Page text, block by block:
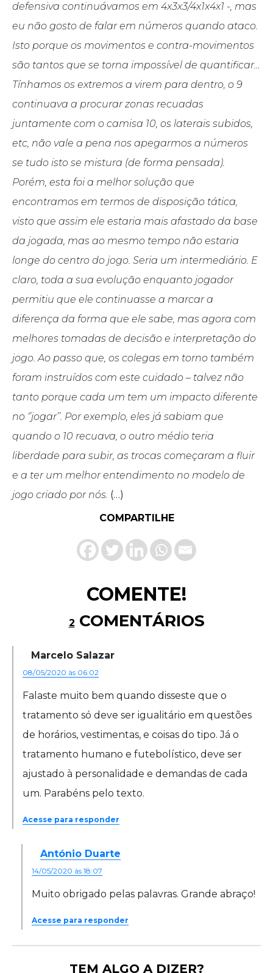
defensiva continuávamos em 4x3x3/4x1x4x1 -, mas
eu não gosto de falar em números quando ataco.
Isto porque os movimentos e contra-movimentos
são tantos que se torna impossível de quantificar…
Tínhamos os extremos a virem para dentro, o 9
continuava a procurar zonas recuadas
juntamente com o camisa 10, os laterais subidos,
etc, não vale a pena nos apegarmos a números
se tudo isto se mistura (de forma pensada).
Porém, esta foi a melhor solução que
encontramos em termos de disposição tática,
visto que assim ele estaria mais afastado da base
da jogada, mas ao mesmo tempo não estaria
longe do centro do jogo. Seria um intermediário. E
claro, toda a sua evolução enquanto jogador
permitiu que ele continuasse a marcar a
diferença da forma que ele sabe, mas agora com
melhores tomadas de decisão e interpretação do
jogo. Ao passo que, os colegas em torno também
foram instruídos com este cuidado – talvez não
tanto porque cada um tem um impacto diferente
no ‘’jogar’’. Por exemplo, eles já sabiam que
quando o 10 recuava, o outro médio teria
liberdade para subir, as trocas começaram a fluir
e a ter um melhor entendimento no modelo de
jogo criado por nós. (…)
COMPARTILHE
COMENTE!
2 COMENTÁRIOS
Marcelo Salazar
08/05/2020 às 06:02
Falaste muito bem quando disseste que o
tratamento só deve ser igualitário em questões
de horários, vestimentas, e coisas do tipo. Já o
tratamento humano e futebolístico, deve ser
ajustado à personalidade e demandas de cada
um. Parabéns pelo texto.
Acesse para responder
António Duarte
14/05/2020 às 18:07
Muito obrigado pelas palavras. Grande abraço!
Acesse para responder
TEM ALGO A DIZER?